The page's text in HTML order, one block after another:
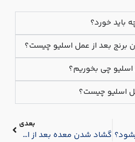
خورد؟
برنج بعد از عمل اسلیو چیست؟
چی بخوریم؟
اسلیو چیست؟
بعدی
گشاد شدن معده بعد از اسلیو: علل، علائم، پیشگیری و درمان